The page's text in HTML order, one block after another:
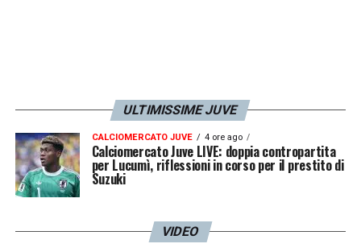
ULTIMISSIME JUVE
CALCIOMERCATO JUVE 4 ore ago
Calciomercato Juve LIVE: doppia contropartita
per Lucumì, riflessioni in corso per il prestito di
Suzuki
VIDEO